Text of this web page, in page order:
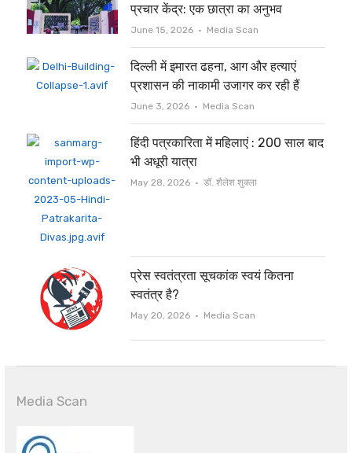
प्रचार केंद्र: एक छात्रा का अनुभव
June 15, 2026 Author
Media Scan
दिल्ली में इमारत ढहना, आग और हत्याएं
प्रशासन की नाकामी उजागर कर रही हैं
June 3, 2026 Author
Media Scan
हिंदी पत्रकारिता में महिलाएं : 200 साल बाद
भी अधूरी यात्रा
May 28, 2026 Author
डॉ. शैलेश शुक्ला
प्रेस स्वतंत्रता सूचकांक स्वयं कितना
स्वतंत्र है?
May 20, 2026 Author
Media Scan
Media Scan